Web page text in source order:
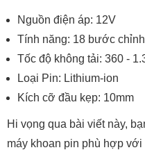
Nguồn điện áp: 12V
Tính năng: 18 bước
Tốc độ không tải: 360 -
Loại Pin: Lithium-ion
Kích cỡ đầu kẹp: 10mm
Hi vọng qua bài viết này,
máy khoan pin phù hợp